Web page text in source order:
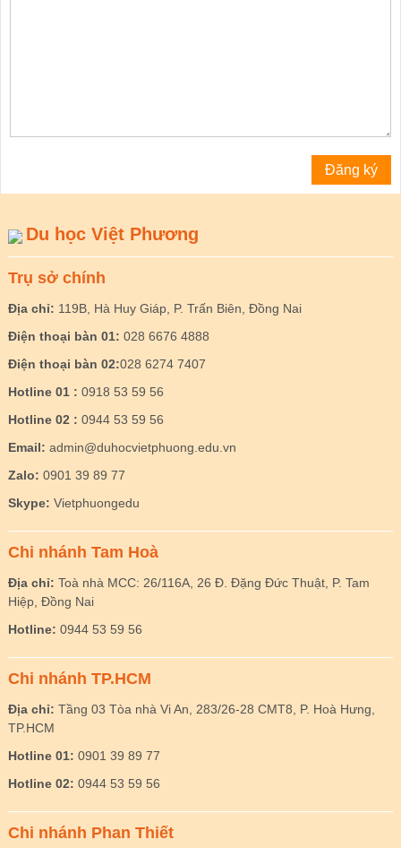
Du học Việt Phương
Trụ sở chính
Địa chỉ: 119B, Hà Huy Giáp, P. Trấn Biên, Đồng Nai
Điện thoại bàn 01: 028 6676 4888
Điện thoại bàn 02:028 6274 7407
Hotline 01 : 0918 53 59 56
Hotline 02 : 0944 53 59 56
Email: admin@duhocvietphuong.edu.vn
Zalo: 0901 39 89 77
Skype: Vietphuongedu
Chi nhánh Tam Hoà
Địa chỉ: Toà nhà MCC: 26/116A, 26 Đ. Đặng Đức Thuật, P. Tam
Hiệp, Đồng Nai
Hotline: 0944 53 59 56
Chi nhánh TP.HCM
Địa chỉ: Tầng 03 Tòa nhà Vi An, 283/26-28 CMT8, P. Hoà Hưng,
TP.HCM
Hotline 01: 0901 39 89 77
Hotline 02: 0944 53 59 56
Chi nhánh Phan Thiết